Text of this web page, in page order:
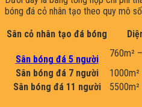
bóng đá cỏ nhân tạo theo quy mô
Sân cỏ nhân tạo đá bóng
Sân bóng đá 5 người
760m²
Sân bóng đá 7 người
Sân bóng đá 11 người